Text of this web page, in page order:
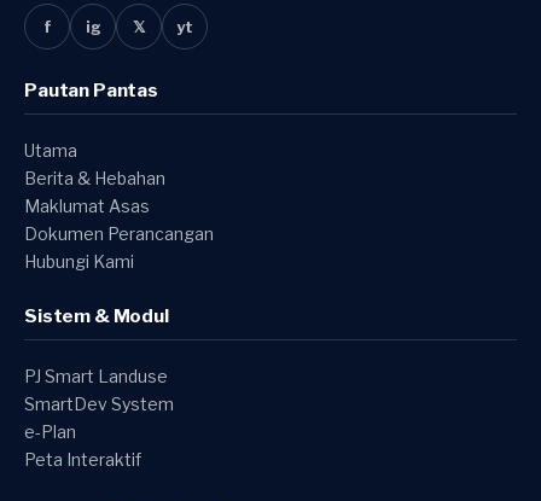
f ig 𝕏 yt
Pautan Pantas
Utama
Berita & Hebahan
Maklumat Asas
Dokumen Perancangan
Hubungi Kami
Sistem & Modul
PJ Smart Landuse
SmartDev System
e-Plan
Peta Interaktif